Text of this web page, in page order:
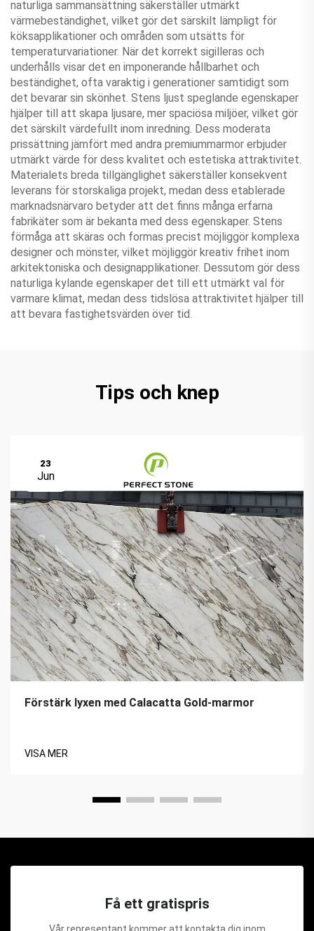
naturliga sammansättning säkerställer utmärkt
värmebeständighet, vilket gör det särskilt lämpligt för
köksapplikationer och områden som utsätts för
temperaturvariationer. När det korrekt sigilleras och
underhålls visar det en imponerande hållbarhet och
beständighet, ofta varaktig i generationer samtidigt som
det bevarar sin skönhet. Stens ljust speglande egenskaper
hjälper till att skapa ljusare, mer spaciösa miljöer, vilket gör
det särskilt värdefullt inom inredning. Dess moderata
prissättning jämfört med andra premiummarmor erbjuder
utmärkt värde för dess kvalitet och estetiska attraktivitet.
Materialets breda tillgänglighet säkerställer konsekvent
leverans för storskaliga projekt, medan dess etablerade
marknadsnärvaro betyder att det finns många erfarna
fabrikäter som är bekanta med dess egenskaper. Stens
förmåga att skäras och formas precist möjliggör komplexa
designer och mönster, vilket möjliggör kreativ frihet inom
arkitektoniska och designapplikationer. Dessutom gör dess
naturliga kylande egenskaper det till ett utmärkt val för
varmare klimat, medan dess tidslösa attraktivitet hjälper till
att bevara fastighetsvärden över tid.
Tips och knep
23
Jun
Förstärk lyxen med Calacatta Gold-marmor
VISA MER
Få ett gratispris